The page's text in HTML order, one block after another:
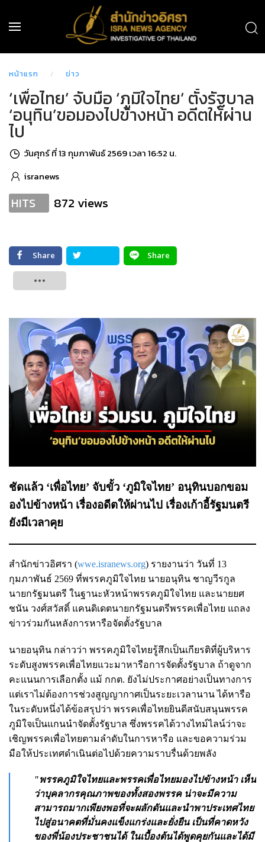
หน้าแรก ข่าว
‘เพื่อไทย’ จับมือ ‘ภูมิใจไทย’ ตั้งรัฐบาล
‘อนุทิน’ขอมองไปข้างหน้า อดีตให้ผ่าน
ไป
วันศุกร์ ที่ 13 กุมภาพันธ์ 2569 เวลา 16:52 น.
isranews
HITS 872 views
Share
Share
ชัดแล้ว ‘เพื่อไทย’ จับขั้ว ‘ภูมิใจไทย’ อนุทินบอกขอม
องไปข้างหน้า เรื่องอดีตให้ผ่านไป เรื่องเก้าอี้รัฐมนตรี
ยังมีเวลาคุย
สำนักข่าวอิศรา (wwe.isranews.org) รายงานว่า วันที่ 13
กุมภาพันธ์ 2569 ที่พรรคภูมิใจไทย นายอนุทิน ชาญวีรกูล
นายกรัฐมนตรี ในฐานะหัวหน้าพรรคภูมิใจไทย และนายยศ
ชนัน วงศ์สวัสดิ์ แคนดิเดตนายกรัฐมนตรีพรรคเพื่อไทย แถลง
ข่าวร่วมกันหลังการหารือจัดตั้งรัฐบาล
นายอนุทิน กล่าวว่า พรรคภูมิใจไทยรู้สึกเป็นเกียรติที่ผู้บริหาร
ระดับสูงพรรคเพื่อไทยแวะมาหารือการจัดตั้งรัฐบาล ถ้าดูจาก
คะแนนการเลือกตั้ง แม้ กกต. ยังไม่ประกาศอย่างเป็นทางการ
แต่เราไม่ต้องการช่วงสูญญากาศเป็นระยะเวลานาน ได้หารือ
ในระดับหนึ่งได้ข้อสรุปว่า พรรคเพื่อไทยยินดีสนับสนุนพรรค
ภูมิใจเป็นแกนนำจัดตั้งรัฐบาล ซึ่งพรรคได้วางไทม์ไลน์ว่าจะ
เชิญพรรคเพื่อไทยตามลำดับในการหารือ และขอความร่วม
มือให้ประเทศดำเนินต่อไปด้วยความราบรื่นด้วยพลัง
"พรรคภูมิใจไทยและพรรคเพื่อไทยมองไปข้างหน้า เห็น
ว่าบุคลากรคุณภาพของทั้งสองพรรค น่าจะมีความ
สามารถมากเพียงพอที่จะผลักดันและนำพาประเทศไทย
ไปสู่อนาคตที่มั่นคงแข็งแกร่งและยั่งยืน เป็นที่คาดหวัง
ของพี่น้องประชาชนได้ ในเบื้องต้นได้พูดคุยกันและได้มี